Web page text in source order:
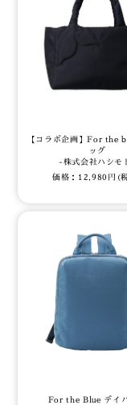
【コラボ企画】For the
ッグ
-株式会社ハシモ
価格：12,980円(
For the Blue デイ